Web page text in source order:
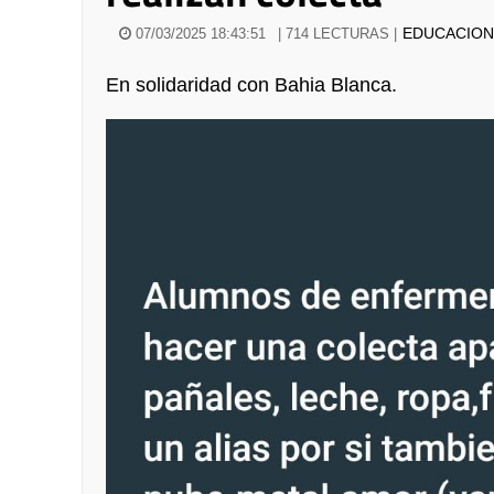
07/03/2025 18:43:51 | 714 LECTURAS | EDUCACION
En solidaridad con Bahia Blanca.